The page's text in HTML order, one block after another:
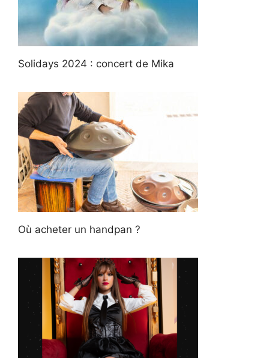
Solidays 2024 : concert de Mika
Où acheter un handpan ?